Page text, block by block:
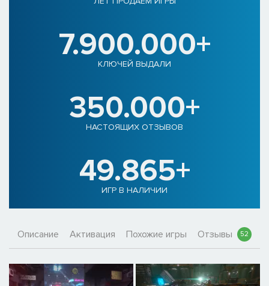
7.900.000+
КЛЮЧЕЙ ВЫДАЛИ
350.000+
НАСТОЯЩИХ ОТЗЫВОВ
49.865+
ИГР В НАЛИЧИИ
Описание Активация Похожие игры Отзывы 52